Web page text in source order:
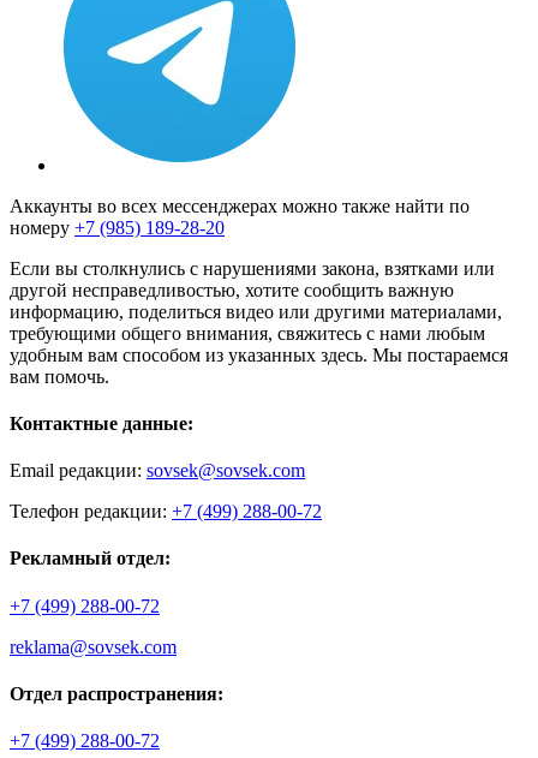
Аккаунты во всех мессенджерах можно также найти по
номеру +7 (985) 189-28-20
Если вы столкнулись с нарушениями закона, взятками или
другой несправедливостью, хотите сообщить важную
информацию, поделиться видео или другими материалами,
требующими общего внимания, свяжитесь с нами любым
удобным вам способом из указанных здесь. Мы постараемся
вам помочь.
Контактные данные:
Email редакции: sovsek@sovsek.com
Телефон редакции: +7 (499) 288-00-72
Рекламный отдел:
+7 (499) 288-00-72
reklama@sovsek.com
Отдел распространения:
+7 (499) 288-00-72